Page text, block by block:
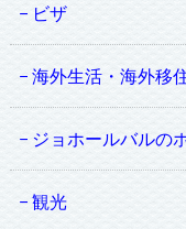
ビザ
海外生活・海外移
ジョホールバルの
観光